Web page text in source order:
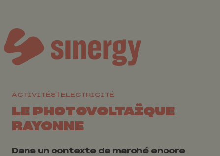
ACTIVITÉS ELECTRICITÉ
LE PHOTOVOLTAÏQUE
RAYONNE
Dans un contexte de marché encore